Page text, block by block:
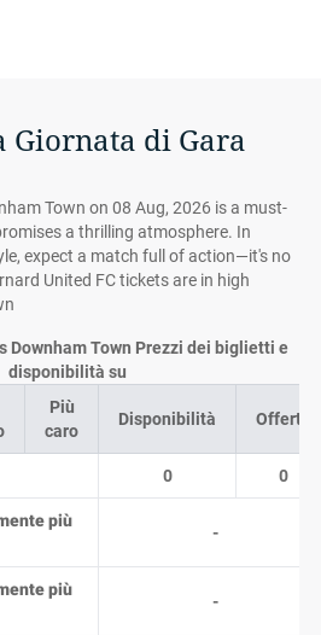
Giornata di Gara
Town on 08 Aug, 2026 is a must-
a thrilling atmosphere. In
expect a match full of action—it's no
United FC tickets are in high
Più
caro
Disponibilità Offerte
0 0
più
-
più
-
Downham Town Prezzi dei biglietti e
disponibilità su